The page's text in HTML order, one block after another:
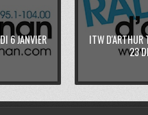
6 JANVIER
ITW D'ARTHUR
23